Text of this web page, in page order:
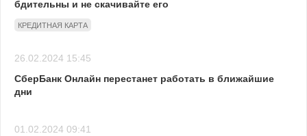
бдительны и не скачивайте его
КРЕДИТНАЯ КАРТА
26.02.2024 15:45
СберБанк Онлайн перестанет работать в ближайшие
дни
01.02.2024 09:41